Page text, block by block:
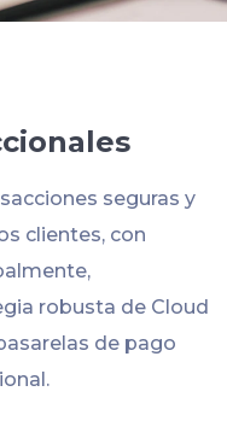
seguras y
clientes, con
robusta de Cloud
de pago